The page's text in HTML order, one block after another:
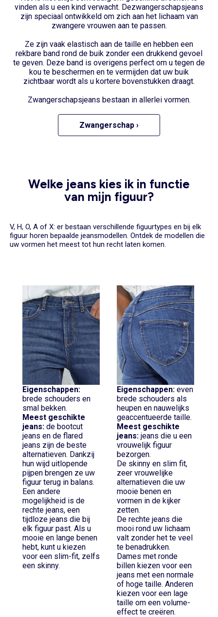
vinden als u een kind verwacht. Dezwangerschapsjeans
zijn speciaal ontwikkeld om zich aan het lichaam van
zwangere vrouwen aan te passen.
Ze zijn vaak elastisch aan de taille en hebben een
rekbare band rond de buik zonder een drukkend gevoel
te geven. Deze band is overigens perfect om u tegen de
kou te beschermen en te vermijden dat uw buik
zichtbaar wordt als u kortere bovenstukken draagt.
Zwangerschapsjeans bestaan in allerlei vormen.
Zwangerschap ›
Welke jeans kies ik in functie
van mijn figuur?
V, H, O, A of X: er bestaan verschillende figuurtypes en bij elk
figuur horen bepaalde jeansmodellen. Ontdek de modellen die
uw vormen het meest tot hun recht laten komen.
Eigenschappen:
brede schouders en
smal bekken.
Meest geschikte
jeans:de bootcut
jeans en de flared
jeans zijn de beste
alternatieven. Dankzij
hun wijd uitlopende
pijpen brengen ze uw
figuur terug in balans.
Een andere
mogelijkheid is de
rechte jeans, een
tijdloze jeans die bij
elk figuur past. Als u
mooie en lange benen
hebt, kunt u kiezen
voor een slim-fit, zelfs
een skinny.
Eigenschappen:even
brede schouders als
heupen en nauwelijks
geaccentueerde taille.
Meest geschikte
jeans:jeans die u een
vrouwelijk figuur
bezorgen.
De skinny en slim fit,
zeer vrouwelijke
alternatieven die uw
mooie benen en
vormen in de kijker
zetten.
De rechte jeans die
mooi rond uw lichaam
valt zonder het te veel
te benadrukken.
Dames met ronde
billen kiezen voor een
jeans met een normale
of hoge taille. Anderen
kiezen voor een lage
taille om een volume-
effect te creëren.